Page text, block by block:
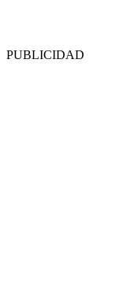
PUBLICIDAD